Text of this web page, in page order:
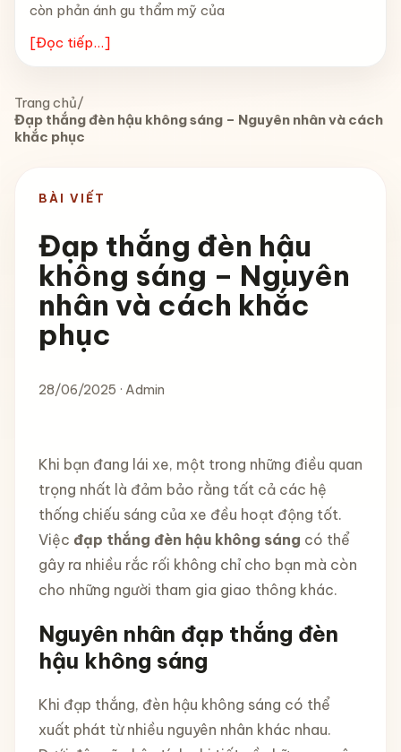
còn phản ánh gu thẩm mỹ của
[Đọc tiếp...]
Trang chủ/
Đạp thắng đèn hậu không sáng – Nguyên nhân và cách
khắc phục
BÀI VIẾT
Đạp thắng đèn hậu
không sáng – Nguyên
nhân và cách khắc
phục
28/06/2025 · Admin
Khi bạn đang lái xe, một trong những điều quan
trọng nhất là đảm bảo rằng tất cả các hệ
thống chiếu sáng của xe đều hoạt động tốt.
Việc đạp thắng đèn hậu không sáng có thể
gây ra nhiều rắc rối không chỉ cho bạn mà còn
cho những người tham gia giao thông khác.
Nguyên nhân đạp thắng đèn
hậu không sáng
Khi đạp thắng, đèn hậu không sáng có thể
xuất phát từ nhiều nguyên nhân khác nhau.